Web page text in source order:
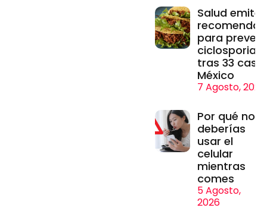
Salud emite
para
tras 33
México
7 Agosto, 2026
Por qué no
deberías
usar el
celular
mientras
comes
5 Agosto,
2026